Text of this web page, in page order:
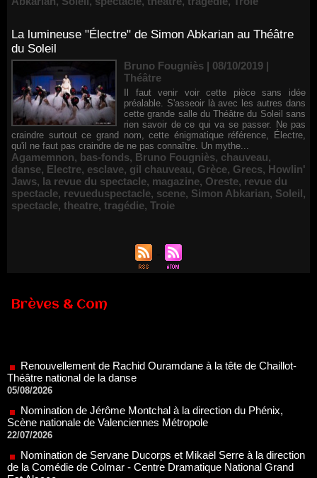
La lumineuse "Électre" de Simon Abkarian au Théâtre
du Soleil
Bruno Fougniès | 08/10/2019 |
Théâtre
Il faut venir voir cette pièce sans idée
préalable. S'asseoir là avec les autres dans
cette grande salle du Théâtre du Soleil sans
rien savoir de ce qui va se passer. Ne pas
craindre surtout ce grand nom, cette énigmatique référence, Électre,
qu'il ne faut pas craindre de ne pas connaître. Un mythe...
Agamemnon, bas-fonds, Bruno Fougniès, chauveau,
danse, Electre, esclave, gil chauveau, Grèce, Grecs, Howlin'
Jaws, la revue du spectacle, magazine, Oreste, revue du
spectacle, revueduspectacle, scene, Simon Abkarian, Soleil,
spectacle, theatre, tragédie, Troie
Brèves & Com
05/08/2026
Nomination de Jérôme Montchal à la direction du Phénix,
Scène nationale de Valenciennes Métropole
22/07/2026
Nomination de Servane Ducorps et Mikaël Serre à la direction
de la Comédie de Colmar - Centre Dramatique National Grand
Est Alsace
07/07/2026